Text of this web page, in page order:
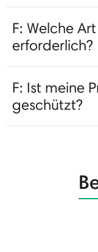
F: Welche
erforderlich?
F: Ist meine
geschützt?